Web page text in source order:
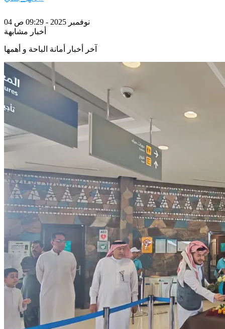
04 نوفمبر 2025 - 09:29 ص
أخبار مشابهة
آخر أخبار أمانة الباحة و أهمها